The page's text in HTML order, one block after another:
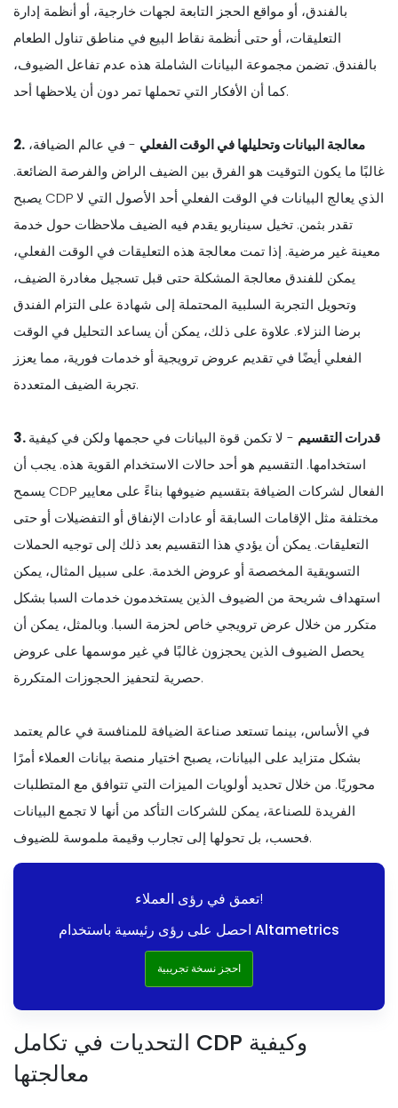
بالفندق، أو مواقع الحجز التابعة لجهات خارجية، أو أنظمة إدارة
التعليقات، أو حتى أنظمة نقاط البيع في مناطق تناول الطعام
بالفندق. تضمن مجموعة البيانات الشاملة هذه عدم تفاعل الضيوف،
كما أن الأفكار التي تحملها تمر دون أن يلاحظها أحد.
2. معالجة البيانات وتحليلها في الوقت الفعلي - في عالم الضيافة،
غالبًا ما يكون التوقيت هو الفرق بين الضيف الراض والفرصة الضائعة.
يصبح CDP الذي يعالج البيانات في الوقت الفعلي أحد الأصول التي لا
تقدر بثمن. تخيل سيناريو يقدم فيه الضيف ملاحظات حول خدمة
معينة غير مرضية. إذا تمت معالجة هذه التعليقات في الوقت الفعلي،
يمكن للفندق معالجة المشكلة حتى قبل تسجيل مغادرة الضيف،
وتحويل التجربة السلبية المحتملة إلى شهادة على التزام الفندق
برضا النزلاء. علاوة على ذلك، يمكن أن يساعد التحليل في الوقت
الفعلي أيضًا في تقديم عروض ترويجية أو خدمات فورية، مما يعزز
تجربة الضيف المتعددة.
3. قدرات التقسيم - لا تكمن قوة البيانات في حجمها ولكن في كيفية
استخدامها. التقسيم هو أحد حالات الاستخدام القوية هذه. يجب أن
يسمح CDP الفعال لشركات الضيافة بتقسيم ضيوفها بناءً على معايير
مختلفة مثل الإقامات السابقة أو عادات الإنفاق أو التفضيلات أو حتى
التعليقات. يمكن أن يؤدي هذا التقسيم بعد ذلك إلى توجيه الحملات
التسويقية المخصصة أو عروض الخدمة. على سبيل المثال، يمكن
استهداف شريحة من الضيوف الذين يستخدمون خدمات السبا بشكل
متكرر من خلال عرض ترويجي خاص لحزمة السبا. وبالمثل، يمكن أن
يحصل الضيوف الذين يحجزون غالبًا في غير موسمها على عروض
حصرية لتحفيز الحجوزات المتكررة.
في الأساس، بينما تستعد صناعة الضيافة للمنافسة في عالم يعتمد
بشكل متزايد على البيانات، يصبح اختيار منصة بيانات العملاء أمرًا
محوريًا. من خلال تحديد أولويات الميزات التي تتوافق مع المتطلبات
الفريدة للصناعة، يمكن للشركات التأكد من أنها لا تجمع البيانات
فحسب، بل تحولها إلى تجارب وقيمة ملموسة للضيوف.
تعمق في رؤى العملاء!
احصل على رؤى رئيسية باستخدام Altametrics
احجز نسخة تجريبية
التحديات في تكامل CDP وكيفية
معالجتها